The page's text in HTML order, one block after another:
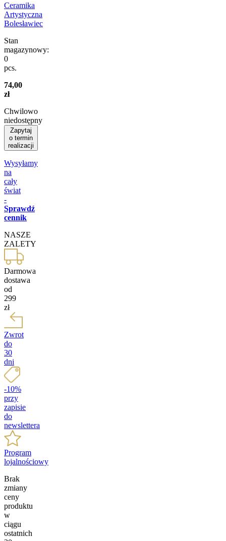
Ceramika
Artystyczna
Bolesławiec
Stan
magazynowy:
0
pcs.
74,00
zł
Chwilowo
niedostępny
Zapytaj
o termin
realizacji
Wysyłamy
na
cały
świat
-
Sprawdź
cennik
NASZE
ZALETY
Darmowa
dostawa
od
299
zł
Zwrot
do
30
dni
-10%
przy
zapisie
do
newslettera
Program
lojalnościowy
Brak
zmiany
ceny
produktu
w
ciągu
ostatnich